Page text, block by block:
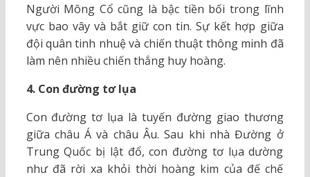
Người Mông Cổ cũng là bậc tiền bối trong lĩnh
vực bao vây và bắt giữ con tin. Sự kết hợp giữa
đội quân tinh nhuệ và chiến thuật thông minh đã
làm nên nhiều chiến thắng huy hoàng.
4. Con đường tơ lụa
Con đường tơ lụa là tuyến đường giao thương
giữa châu Á và châu Âu. Sau khi nhà Đường ở
Trung Quốc bị lật đổ, con đường tơ lụa dường
như đã rời xa khỏi thời hoàng kim của đế chế